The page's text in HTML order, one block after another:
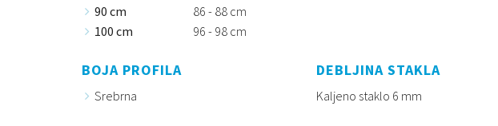
90 cm
86 - 88 cm
100 cm
96 - 98 cm
BOJA PROFILA
Srebrna
DEBLJINA STAKLA
Kaljeno staklo 6 mm